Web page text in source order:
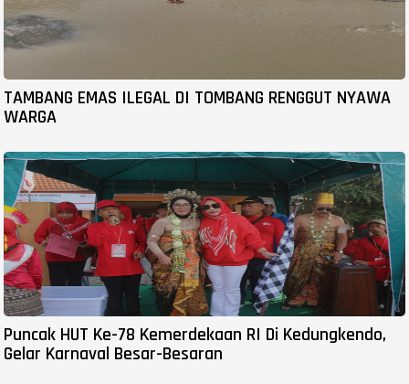
TAMBANG EMAS ILEGAL DI TOMBANG RENGGUT NYAWA
WARGA
Puncak HUT Ke-78 Kemerdekaan RI Di Kedungkendo,
Gelar Karnaval Besar-Besaran